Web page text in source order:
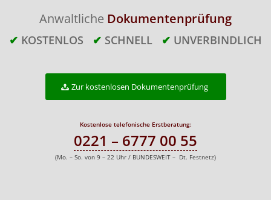
Anwaltliche Dokumentenprüfung
✔ KOSTENLOS ✔ SCHNELL ✔ UNVERBINDLICH
Zur kostenlosen Dokumentenprüfung
Kostenlose telefonische Erstberatung:
0221 – 6777 00 55
(Mo. – So. von 9 – 22 Uhr / BUNDESWEIT – Dt. Festnetz)